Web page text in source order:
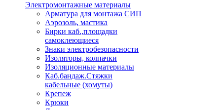
Электромонтажные материалы
Арматура для монтажа СИП
Аэрозоль, мастика
Бирки каб.,площадки
самоклеющиеся
Знаки электробезопасности
Изоляторы, колпачки
Изоляционные материалы
Каб.бандаж.Стяжки
кабельные (хомуты)
Крепеж
Крюки